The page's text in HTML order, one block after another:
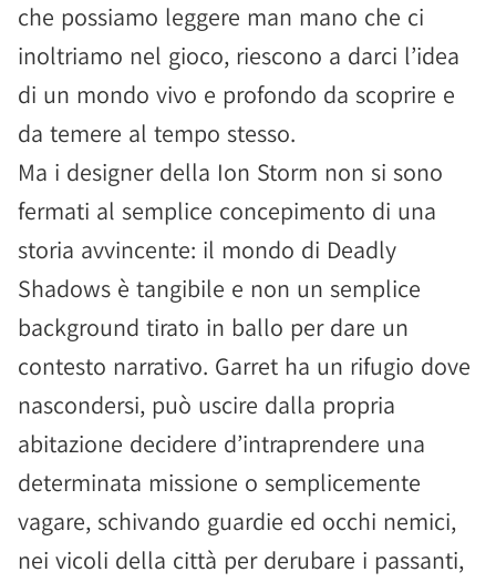
che possiamo leggere man mano che ci
inoltriamo nel gioco, riescono a darci l’idea
di un mondo vivo e profondo da scoprire e
da temere al tempo stesso.
Ma i designer della Ion Storm non si sono
fermati al semplice concepimento di una
storia avvincente: il mondo di Deadly
Shadows è tangibile e non un semplice
background tirato in ballo per dare un
contesto narrativo. Garret ha un rifugio dove
nascondersi, può uscire dalla propria
abitazione decidere d’intraprendere una
determinata missione o semplicemente
vagare, schivando guardie ed occhi nemici,
nei vicoli della città per derubare i passanti,